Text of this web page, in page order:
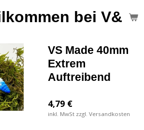
bei V&S
VS Made 40mm
Extrem
Auftreibend
4,79 €
inkl. MwSt zzgl. Versandkosten